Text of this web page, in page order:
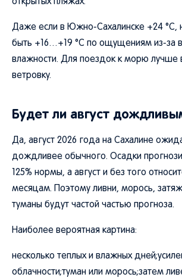
открытых пляжах.
Даже если в Южно-Сахалинске +24 °C,
быть +16…+19 °C по ощущениям из-за
влажности. Для поездок к морю лучше
ветровку.
Будет ли август
Да, август 2026 года на Сахалине
дождливее обычного. Осадки
125% нормы, а август и без того
месяцам. Поэтому ливни, морось,
туманы будут частой частью прогноза.
Наиболее вероятная картина:
несколько теплых и влажных
облачности;туман или морось;затем